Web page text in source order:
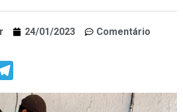
24/01/2023 Comentário